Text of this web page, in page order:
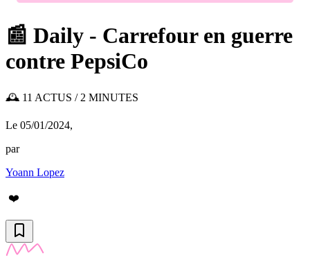
📰 Daily - Carrefour en guerre
contre PepsiCo
🕰️ 11 ACTUS / 2 MINUTES
Le 05/01/2024,
par
Yoann Lopez
❤️